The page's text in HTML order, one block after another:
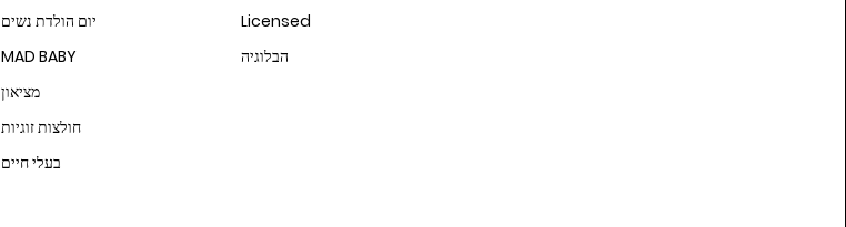
יום הולדת נשים
MAD BABY
מציאון
חולצות זוגיות
בעלי חיים
Licensed
הבלוגיה